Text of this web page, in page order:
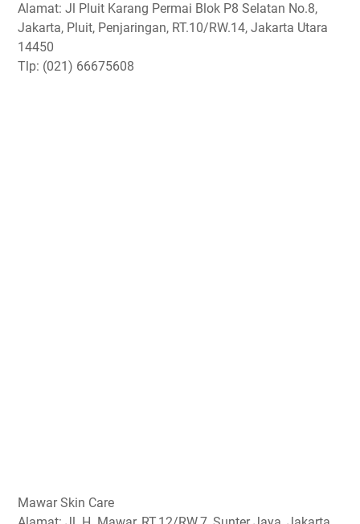
Alamat: Jl Pluit Karang Permai Blok P8 Selatan No.8,
Jakarta, Pluit, Penjaringan, RT.10/RW.14, Jakarta Utara
14450
Tlp: (021) 66675608
Mawar Skin Care